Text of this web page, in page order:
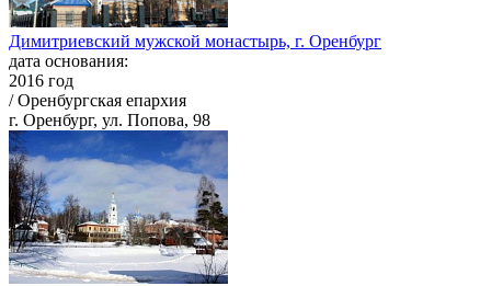
Димитриевский мужской монастырь, г. Оренбург
дата основания:
2016 год
/ Оренбургская епархия
г. Оренбург, ул. Попова, 98